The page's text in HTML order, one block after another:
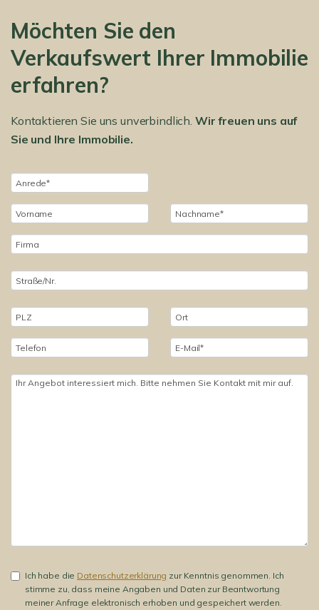
Möchten Sie den
Verkaufswert Ihrer Immobilie
erfahren?
Kontaktieren Sie uns unverbindlich. Wir freuen uns auf
Sie und Ihre Immobilie.
Ich habe die Datenschutzerklärung zur Kenntnis genommen. Ich
stimme zu, dass meine Angaben und Daten zur Beantwortung
meiner Anfrage elektronisch erhoben und gespeichert werden.